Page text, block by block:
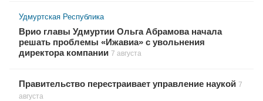
Удмуртская Республика
Врио главы Удмуртии Ольга Абрамова начала
решать проблемы «Ижавиа» с увольнения
директора компании 7 августа
Правительство перестраивает управление наукой 7
августа